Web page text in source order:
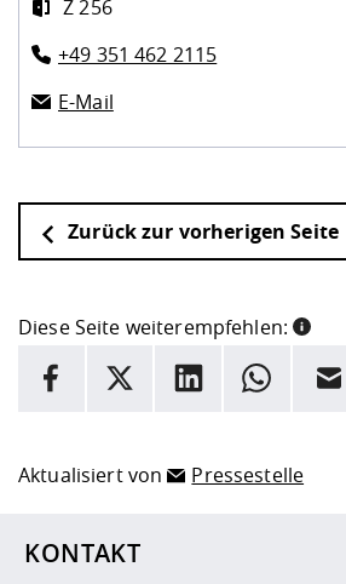
Z 256
+49 351 462 2115
E-Mail
Zurück zur vorherigen Seite
Diese Seite weiterempfehlen:
INFORMATION
Facebook
X LinkedInWhatsappE-Mail
Aktualisiert von Pressestelle
KONTAKT